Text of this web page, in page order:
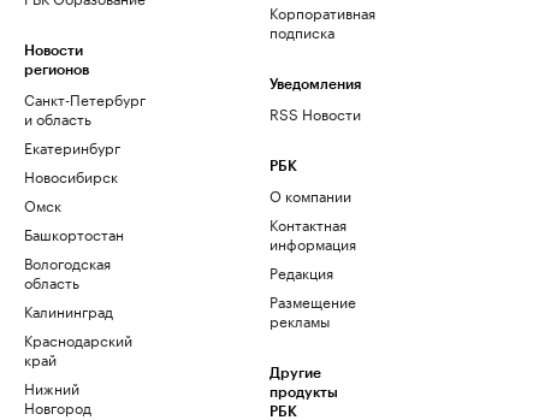
Новости
регионов
Санкт-Петербург
и область
Екатеринбург
Новосибирск
Омск
Башкортостан
Вологодская
область
Калининград
Краснодарский
край
Нижний
Новгород
Корпоративная
подписка
Уведомления
RSS Новости
РБК
О компании
Контактная
информация
Редакция
Размещение
рекламы
Другие
продукты
РБК